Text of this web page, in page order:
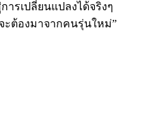
ารเปลี่ยนแปลงได้จริงๆ
ะต้องมาจากคนรุ่นใหม่”